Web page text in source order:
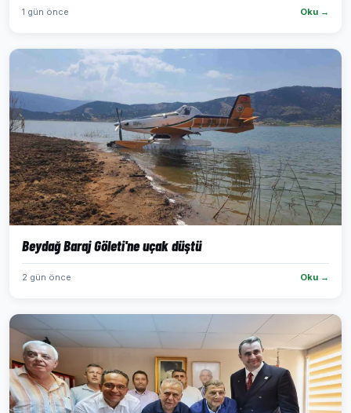
1 gün önce Oku →
Beydağ Baraj Göleti'ne uçak düştü
2 gün önce Oku →